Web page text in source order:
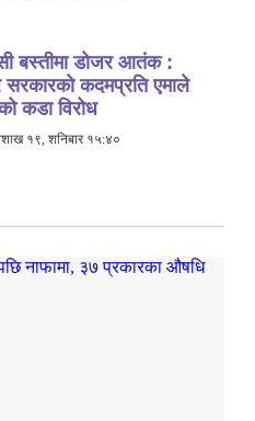
बस्तीमा डोजर आतंक :
सरकारको कदमप्रति एमाले
कडा विरोध
१९, शनिबार १५:४०